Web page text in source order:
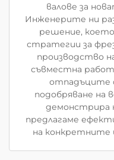
валове за
Инженерите ни
решение,
стратегии за
производство
съвместна
отпадъците
подобряване на
демонстрира
предлагаме
на конкретните